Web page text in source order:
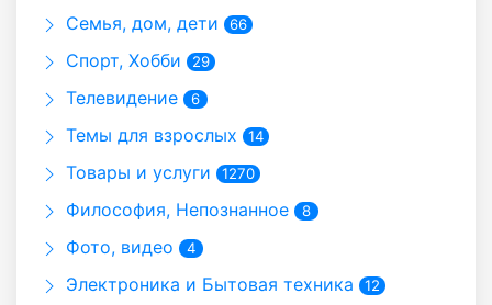
Семья, дом, дети 66
Спорт, Хобби 29
Телевидение 6
Темы для взрослых 14
Товары и услуги 1270
Философия, Непознанное 8
Фото, видео 4
Электроника и Бытовая техника 12